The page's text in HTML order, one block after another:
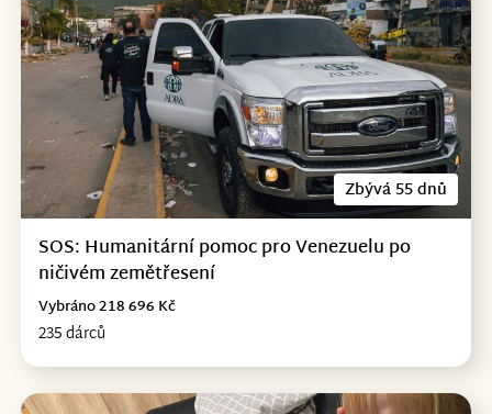
Zbývá 55 dnů
SOS: Humanitární pomoc pro Venezuelu po
ničivém zemětřesení
235 dárců
Vybráno 218 696 Kč